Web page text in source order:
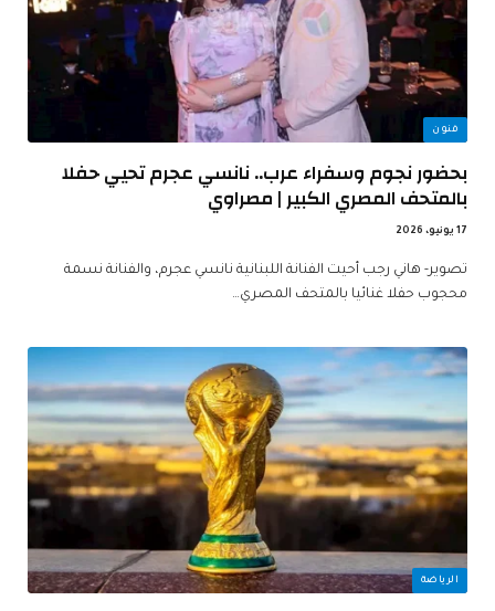
فنون
بحضور نجوم وسفراء عرب.. نانسي عجرم تحيي حفلا
بالمتحف المصري الكبير | مصراوي
17 يونيو، 2026
تصوير- هاني رجب أحيت الفنانة اللبنانية نانسي عجرم، والفنانة نسمة
محجوب حفلا غنائيا بالمتحف المصري…
الرياضة